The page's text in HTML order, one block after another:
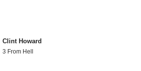
Clint Howard
3 From Hell